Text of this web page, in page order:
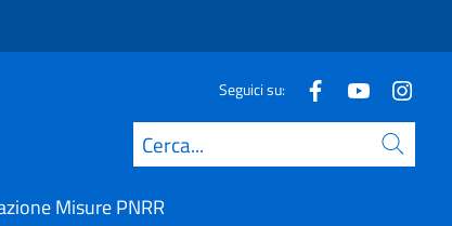
Seguici su:
Cerca
Misure PNRR